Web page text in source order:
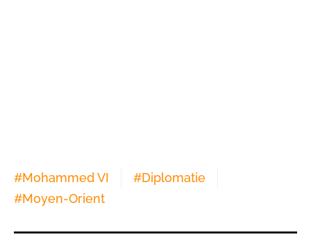
#Mohammed VI #Diplomatie
#Moyen-Orient